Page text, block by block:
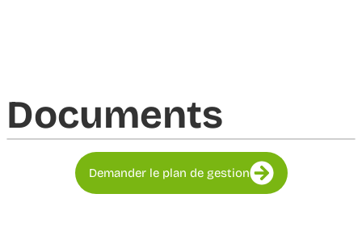
Documents​
Demander le plan de gestion